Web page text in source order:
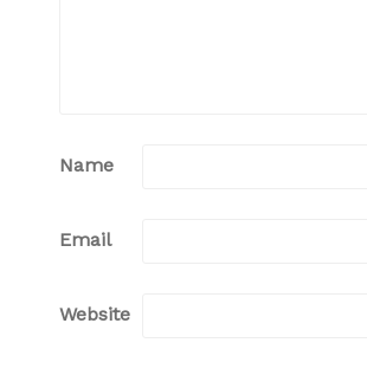
Name
Email
Website